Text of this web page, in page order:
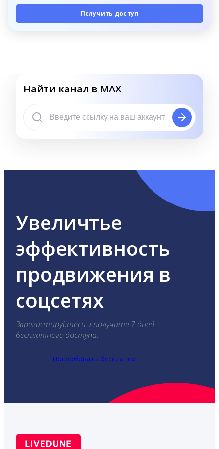
Получить доступ
Найти канал в MAX
Увеличтье
эффективность
продвижения в
соцсетях
Зарегистируйтесь и получите 7 дней
бесплатного доступа.
Попробовать бесплатно